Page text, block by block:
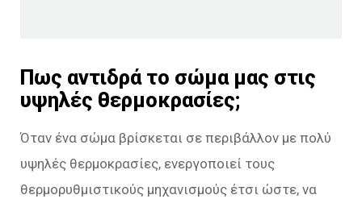
Πως αντιδρά το σώμα μας στις
υψηλές θερμοκρασίες;
Όταν ένα σώμα βρίσκεται σε περιβάλλον με πολύ
υψηλές θερμοκρασίες, ενεργοποιεί τους
θερμορυθμιστικούς μηχανισμούς έτσι ώστε, να